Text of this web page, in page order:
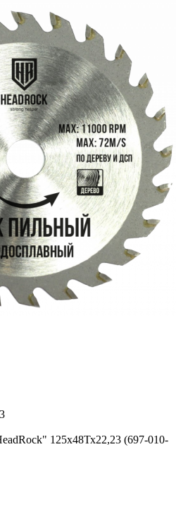
125х48Тх22,23 (697-010-